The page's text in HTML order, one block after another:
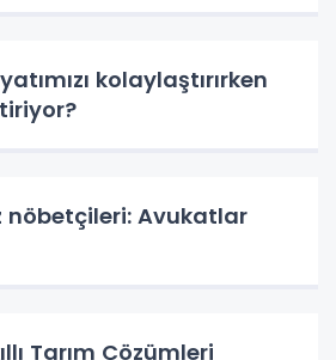
kolaylaştırırken
nöbetçileri: Avukatlar
Tarım Çözümleri